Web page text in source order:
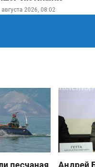
августа 2026, 08:02